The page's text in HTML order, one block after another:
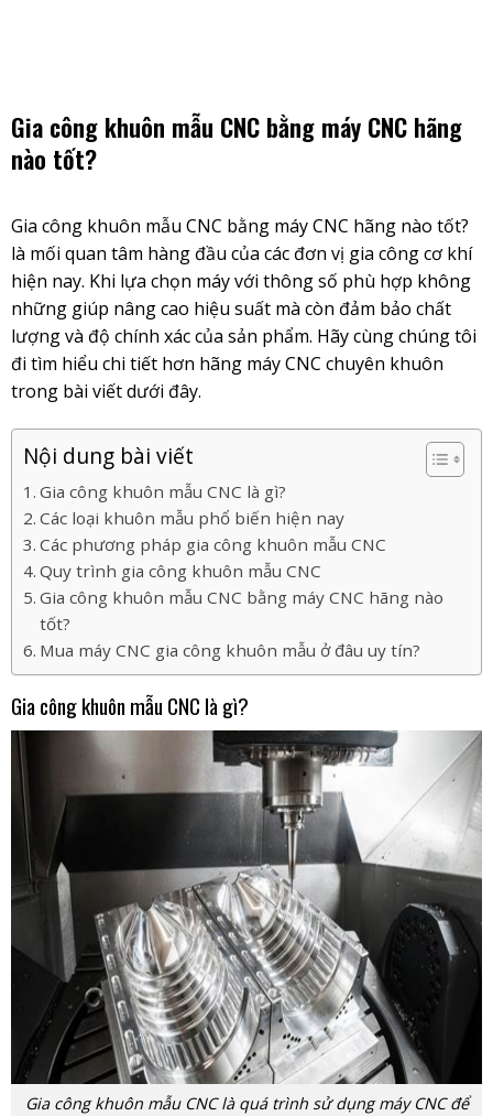
Gia công khuôn mẫu CNC bằng máy CNC hãng
nào tốt?
Gia công khuôn mẫu CNC bằng máy CNC hãng nào tốt?
là mối quan tâm hàng đầu của các đơn vị gia công cơ khí
hiện nay. Khi lựa chọn máy với thông số phù hợp không
những giúp nâng cao hiệu suất mà còn đảm bảo chất
lượng và độ chính xác của sản phẩm. Hãy cùng chúng tôi
đi tìm hiểu chi tiết hơn hãng máy CNC chuyên khuôn
trong bài viết dưới đây.
Nội dung bài viết
Gia công khuôn mẫu CNC là gì?
Các loại khuôn mẫu phổ biến hiện nay
Các phương pháp gia công khuôn mẫu CNC
Quy trình gia công khuôn mẫu CNC
Gia công khuôn mẫu CNC bằng máy CNC hãng nào
tốt?
Mua máy CNC gia công khuôn mẫu ở đâu uy tín?
Gia công khuôn mẫu CNC là gì?
Gia công khuôn mẫu CNC là quá trình sử dụng máy CNC để